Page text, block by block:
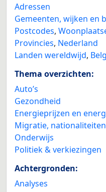
Adressen
Gemeenten, wijken en
Postcodes,
Provincies, Nederland
Landen wereldwijd,
Thema overzichten:
Auto’s
Gezondheid
Energieprijzen en
Migratie,
Onderwijs
Politiek & verkiezingen
Achtergronden:
Analyses